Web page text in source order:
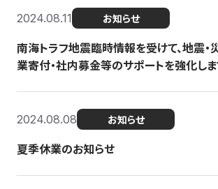
2024.08.11 お知らせ
南海トラフ地震臨時情報を受けて、地震・
業寄付・社内募金等のサポートを強化し
2024.08.08 お知らせ
夏季休業のお知らせ